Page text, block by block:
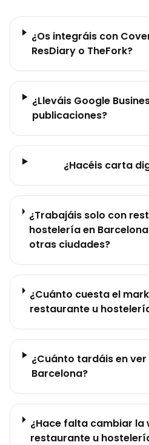
¿Os integráis con
ResDiary o TheFork?
¿Lleváis Google
publicaciones?
¿Hacéis carta
¿Trabajáis solo con
hostelería en
otras ciudades?
¿Cuánto cuesta el
restaurante u
¿Cuánto tardáis en
Barcelona?
¿Hace falta cambiar la
restaurante u